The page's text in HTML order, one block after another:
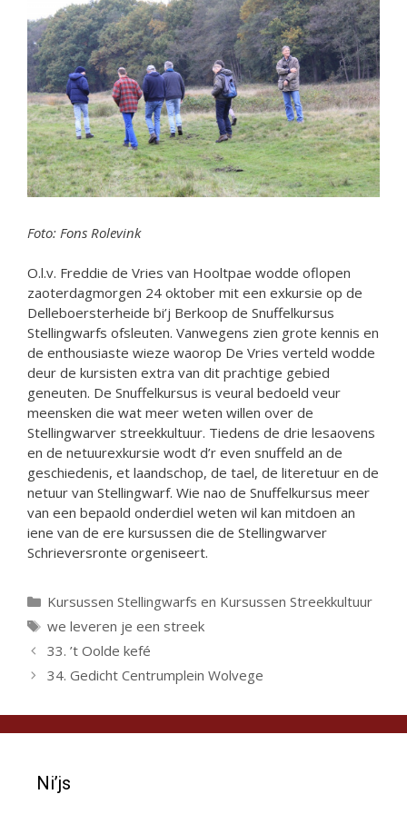
Foto: Fons Rolevink
O.l.v. Freddie de Vries van Hooltpae wodde oflopen
zaoterdagmorgen 24 oktober mit een exkursie op de
Delleboersterheide bi’j Berkoop de Snuffelkursus
Stellingwarfs ofsleuten. Vanwegens zien grote kennis en
de enthousiaste wieze waorop De Vries verteld wodde
deur de kursisten extra van dit prachtige gebied
geneuten. De Snuffelkursus is veural bedoeld veur
meensken die wat meer weten willen over de
Stellingwarver streekkultuur. Tiedens de drie lesaovens
en de netuurexkursie wodt d’r even snuffeld an de
geschiedenis, et laandschop, de tael, de literetuur en de
netuur van Stellingwarf. Wie nao de Snuffelkursus meer
van een bepaold onderdiel weten wil kan mitdoen an
iene van de ere kursussen die de Stellingwarver
Schrieversronte orgeniseert.
Categorieën
Kursussen Stellingwarfs en Kursussen Streekkultuur
Tags
we leveren je een streek
33. ’t Oolde kefé
34. Gedicht Centrumplein Wolvege
Ni’js